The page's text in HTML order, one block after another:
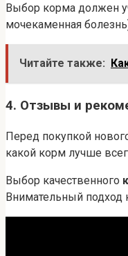
Выбор корма должен
мочекаменная
Читайте также:
4. Отзывы и
Перед покупкой
какой корм лучше
Выбор качественного
Внимательный подход